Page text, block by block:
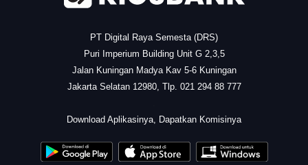
PT Digital Raya Semesta (DRS)
Puri Imperium Building Unit G 2,3,5
Jalan Kuningan Madya Kav 5-6 Kuningan
Jakarta Selatan 12980, Tlp. 021 294 88 777
Download Aplikasinya, Dapatkan Komisinya